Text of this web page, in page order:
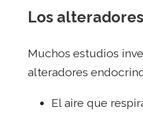
Los
Muchos estudios
alteradores
El aire que